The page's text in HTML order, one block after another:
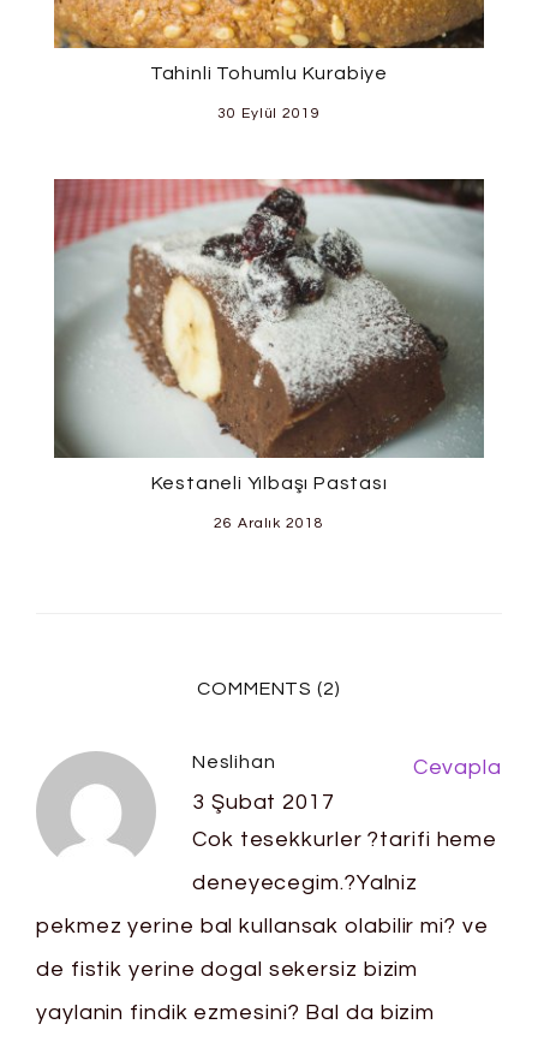
Tahinli Tohumlu Kurabiye
30 Eylül 2019
Kestaneli Yılbaşı Pastası
26 Aralık 2018
COMMENTS (2)
Neslihan
3 Şubat 2017
Cok tesekkurler ?tarifi heme
deneyecegim.?Yalniz
pekmez yerine bal kullansak olabilir mi? ve
de fistik yerine dogal sekersiz bizim
yaylanin findik ezmesini? Bal da bizim
Cevapla